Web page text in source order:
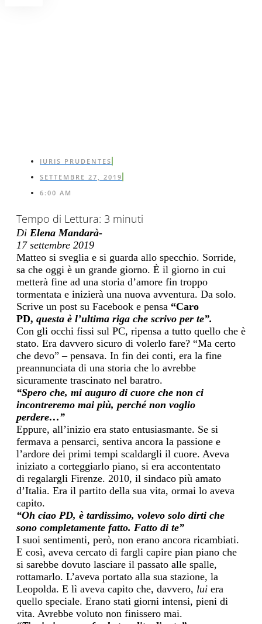
IURIS PRUDENTES
SETTEMBRE 27, 2019
6:00 AM
Tempo di Lettura: 3 minuti
Di Elena Mandarà-
17 settembre 2019
Matteo si sveglia e si guarda allo specchio. Sorride,
sa che oggi è un grande giorno. È il giorno in cui
metterà fine ad una storia d’amore fin troppo
tormentata e inizierà una nuova avventura. Da solo.
Scrive un post su Facebook e pensa “Caro
PD, questa è l’ultima riga che scrivo per te”.
Con gli occhi fissi sul PC, ripensa a tutto quello che è
stato. Era davvero sicuro di volerlo fare? “Ma certo
che devo” – pensava. In fin dei conti, era la fine
preannunciata di una storia che lo avrebbe
sicuramente trascinato nel baratro.
“Spero che, mi auguro di cuore che non ci
incontreremo mai più, perché non voglio
perdere…”
Eppure, all’inizio era stato entusiasmante. Se si
fermava a pensarci, sentiva ancora la passione e
l’ardore dei primi tempi scaldargli il cuore. Aveva
iniziato a corteggiarlo piano, si era accontentato
di regalargli Firenze. 2010, il sindaco più amato
d’Italia. Era il partito della sua vita, ormai lo aveva
capito.
“Oh ciao PD, è tardissimo, volevo solo dirti che
sono completamente fatto. Fatto di te”
I suoi sentimenti, però, non erano ancora ricambiati.
E così, aveva cercato di fargli capire pian piano che
si sarebbe dovuto lasciare il passato alle spalle,
rottamarlo. L’aveva portato alla sua stazione, la
Leopolda. E lì aveva capito che, davvero, lui era
quello speciale. Erano stati giorni intensi, pieni di
vita. Avrebbe voluto non finissero mai.